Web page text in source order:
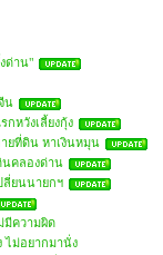
ด่าน"
น
หวังเลี้ยงกุ้ง
ยที่ดิน หาเงินหมุน
นคลองด่าน
ลี่ยนนายกฯ
มีความผิด
ไม่อยากมานั่ง